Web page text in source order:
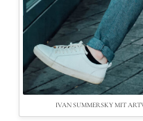
IVAN SUMMERSKY MIT